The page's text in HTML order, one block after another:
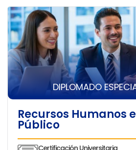
DIPLOMADO
Recursos Humanos
Público